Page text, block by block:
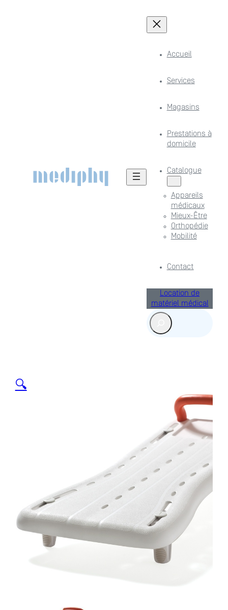
Accueil
Services
Magasins
Prestations à
domicile
Catalogue
Appareils
médicaux
Mieux-Être
Orthopédie
Mobilité
Contact
Location de
matériel médical
Rechercher
🔍